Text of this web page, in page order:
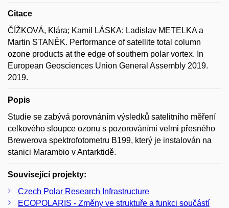
Citace
ČÍŽKOVÁ, Klára; Kamil LÁSKA; Ladislav METELKA a
Martin STANĚK. Performance of satellite total column
ozone products at the edge of southern polar vortex. In
European Geosciences Union General Assembly 2019.
2019.
Popis
Studie se zabývá porovnáním výsledků satelitního měření
celkového sloupce ozonu s pozorováními velmi přesného
Brewerova spektrofotometru B199, který je instalován na
stanici Marambio v Antarktidě.
Související projekty:
Czech Polar Research Infrastructure
ECOPOLARIS - Změny ve struktuře a funkci součástí